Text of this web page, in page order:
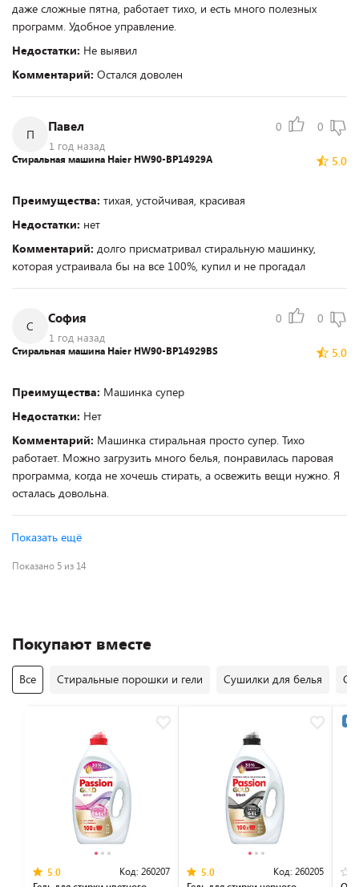
даже сложные пятна, работает тихо, и есть много полезных
программ. Удобное управление.
Недостатки: Не выявил
Комментарий: Остался доволен
П
Павел
1 год назад
0 0
5.0
Стиральная машина Haier HW90-BP14929A
Преимущества: тихая, устойчивая, красивая
Недостатки: нет
Комментарий: долго присматривал стиральную машинку,
которая устраивала бы на все 100%, купил и не прогадал
С
София
1 год назад
0 0
5.0
Стиральная машина Haier HW90-BP14929BS
Преимущества: Машинка супер
Недостатки: Нет
Комментарий: Машинка стиральная просто супер. Тихо
работает. Можно загрузить много белья, понравилась паровая
программа, когда не хочешь стирать, а освежить вещи нужно. Я
осталась довольна.
Показать ещё
Показано 5 из 14
Покупают вместе
Все Стиральные порошки и гели Сушилки для белья
5.0 Код: 260207
5.0 Код: 260205